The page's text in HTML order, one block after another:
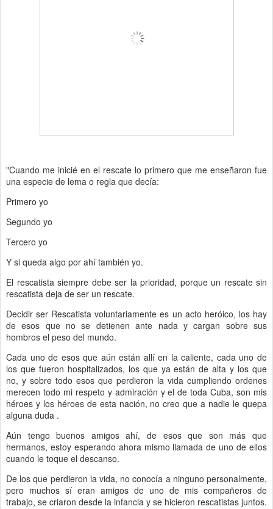
"Cuando me inicié en el rescate lo primero que me enseñaron fue
una especie de lema o regla que decía:
Primero yo
Segundo yo
Tercero yo
Y si queda algo por ahí también yo.
El rescatista siempre debe ser la prioridad, porque un rescate sin
rescatista deja de ser un rescate.
Decidir ser Rescatista voluntariamente es un acto heróico, los hay
de esos que no se detienen ante nada y cargan sobre sus
hombros el peso del mundo.
Cada uno de esos que aún están allí en la caliente, cada uno de
los que fueron hospitalizados, los que ya están de alta y los que
no, y sobre todo esos que perdieron la vida cumpliendo ordenes
merecen todo mi respeto y admiración y el de toda Cuba, son mis
héroes y los héroes de esta nación, no creo que a nadie le quepa
alguna duda .
Aún tengo buenos amigos ahí, de esos que son más que
hermanos, estoy esperando ahora mismo llamada de uno de ellos
cuando le toque el descanso.
De los que perdieron la vida, no conocía a ninguno personalmente,
pero muchos sí eran amigos de uno de mis compañeros de
trabajo, se criaron desde la infancia y se hicieron rescatistas juntos.